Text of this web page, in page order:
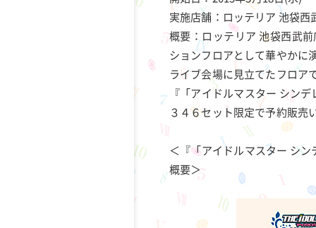
実施店舗：ロッテリア 池袋西
概要：ロッテリア 池袋西武
ションフロアとして華やかに
ライブ会場に見立てたフロア
『「アイドルマスター シン
３４６セット限定で予約販売
＜『「アイドルマスター シ
概要＞